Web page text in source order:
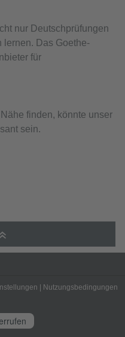
nur Deutschprüfungen
lernen. Das Goethe-
für
finden, könnte unser
sein.
Nutzungsbedingungen